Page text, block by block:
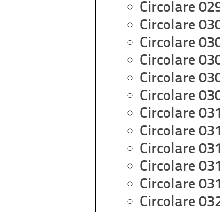
Circolare
Circolare
Circolare
Circolare
Circolare
Circolare
Circolare
Circolare
Circolare
Circolare
Circolare
Circolare